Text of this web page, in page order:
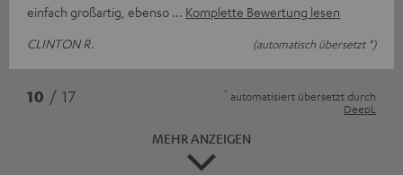
einfach großartig, ebenso
Komplette Bewertung lesen
CLINTON R.
(automatisch übersetzt *)
10 / 17 * automatisiert übersetzt durch
DeepL
MEHR ANZEIGEN